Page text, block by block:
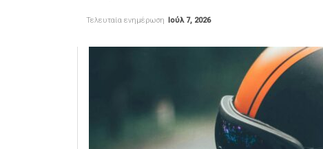
Τελευταία ενημέρωση Ιούλ 7, 2026